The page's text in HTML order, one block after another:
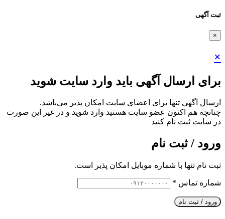
ثبت آگهی
×
×
برای ارسال آگهی باید وارد سایت شوید
ارسال آگهی تنها برای اعضای سایت امکان پذیر می‌باشد.
چنانچه هم‌ اکنون عضو سایت هستید وارد شوید و در غیر این صورت
در سایت ثبت نام کنید
ورود / ثبت نام
ثبت نام تنها با شماره موبایل امکان پذیر است.
شماره تماس *
ورود / ثبت نام